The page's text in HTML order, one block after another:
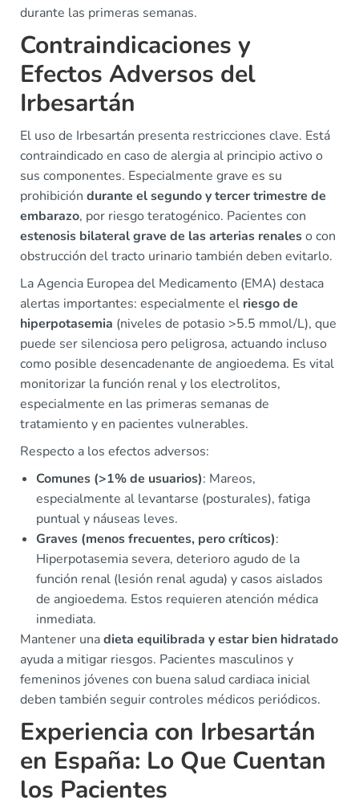
durante las primeras semanas.
Contraindicaciones y
Efectos Adversos del
Irbesartán
El uso de Irbesartán presenta restricciones clave. Está
contraindicado en caso de alergia al principio activo o
sus componentes. Especialmente grave es su
prohibición durante el segundo y tercer trimestre de
embarazo, por riesgo teratogénico. Pacientes con
estenosis bilateral grave de las arterias renaleso con
obstrucción del tracto urinario también deben evitarlo.
La Agencia Europea del Medicamento (EMA) destaca
alertas importantes: especialmente el riesgo de
hiperpotasemia (niveles de potasio >5.5 mmol/L), que
puede ser silenciosa pero peligrosa, actuando incluso
como posible desencadenante de angioedema. Es vital
monitorizar la función renal y los electrolitos,
especialmente en las primeras semanas de
tratamiento y en pacientes vulnerables.
Respecto a los efectos adversos:
Comunes (>1% de usuarios): Mareos,
especialmente al levantarse (posturales), fatiga
puntual y náuseas leves.
Graves (menos frecuentes, pero críticos):
Hiperpotasemia severa, deterioro agudo de la
función renal (lesión renal aguda) y casos aislados
de angioedema. Estos requieren atención médica
inmediata.
Mantener unadieta equilibrada y estar bien hidratado
ayuda a mitigar riesgos. Pacientes masculinos y
femeninos jóvenes con buena salud cardiaca inicial
deben también seguir controles médicos periódicos.
Experiencia con Irbesartán
en España: Lo Que Cuentan
los Pacientes